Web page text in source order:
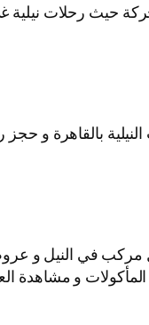
حيث رحلات
بالقاهرة و
في النيل و عروض
و مشاهدة